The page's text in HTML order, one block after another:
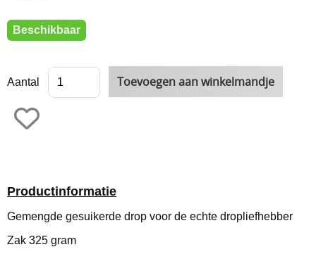
Beschikbaar
Aantal
Productinformatie
Gemengde gesuikerde drop voor de echte dropliefhebber
Zak 325 gram